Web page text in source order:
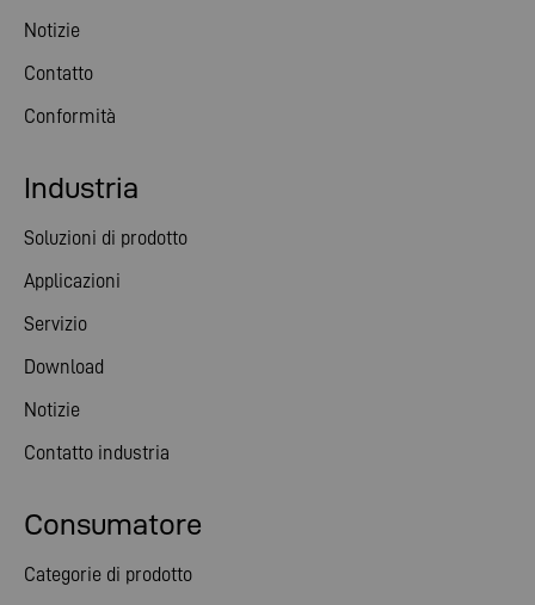
Notizie
Contatto
Conformità
Consumatore
Categorie di prodotto
Industria
Soluzioni di prodotto
Applicazioni
Servizio
Download
Notizie
Contatto industria